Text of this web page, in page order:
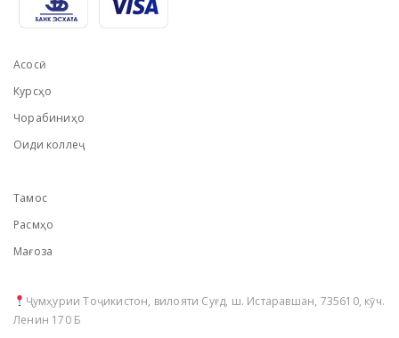
Асосӣ
Курсҳо
Чорабиниҳо
Оиди коллеҷ
Тамос
Расмҳо
Мағоза
Ҷумҳурии Тоҷикистон, вилояти Суғд, ш. Истаравшан, 735610, кӯч.
Ленин 170 Б